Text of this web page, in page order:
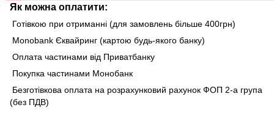
Як можна оплатити:
Готівкою при отриманні (для замовлень більше 400грн)
Monobank Єквайринг (картою будь-якого банку)
Оплата частинами від Приватбанку
Покупка частинами Монобанк
Безготівкова оплата на розрахунковий рахунок ФОП 2-а група
(без ПДВ)